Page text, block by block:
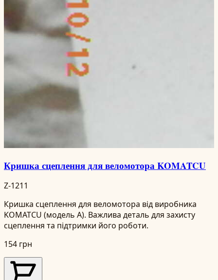
Кришка сцеплення для веломотора KOMATCU
Z-1211
Кришка сцеплення для веломотора від виробника
KOMATCU (модель A). Важлива деталь для захисту
сцеплення та підтримки його роботи.
154 грн